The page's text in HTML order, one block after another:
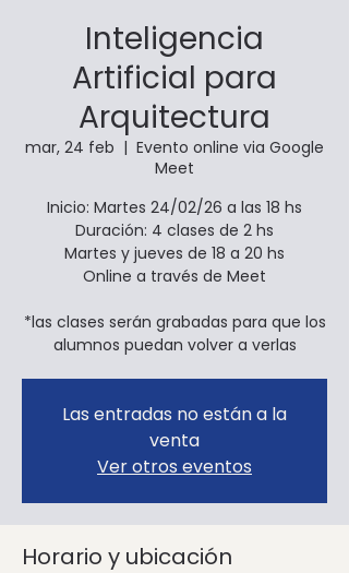
Inteligencia
Artificial para
Arquitectura
mar, 24 feb
  |
Evento online via Google
Meet
Inicio: Martes 24/02/26 a las 18 hs
Duración: 4 clases de 2 hs
Martes y jueves de 18 a 20 hs
Online a través de Meet
*las clases serán grabadas para que los
Las entradas no están a la
venta
Ver otros eventos
Horario y ubicación